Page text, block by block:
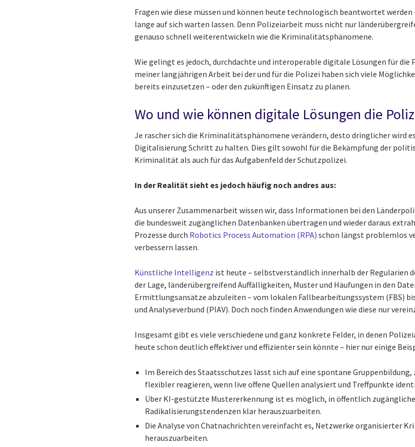
Fragen wie diese müssen und können heute technologisch beantwortet
lange auf sich warten lassen. Denn Polizeiarbeit muss nicht nur
genauso schnell weiterentwickeln wie die Kriminalitätsphänomene.
Wie gelingt es jedoch, durchdachte und interoperable digitale Lösungen für die
meiner langjährigen Arbeit bei der und für die Polizei haben sich viele
bereits einzusetzen – oder den zukünftigen Einsatz zu planen.
Wo und wie können digitale Lösungen die
Je rascher sich die Kriminalitätsphänomene verändern, desto dringlicher wird
Digitalisierung Schritt zu halten. Dies gilt sowohl für die Bekämpfung der
Kriminalität als auch für das Aufgabenfeld der Schutzpolizei.
In der Realität sieht es jedoch häufig noch andres aus:
Aus unserer Zusammenarbeit wissen wir, dass Informationen bei den
die bundesweit zugänglichen Datenbanken übertragen und wieder daraus
Prozesse durch Robotics Process Automation (RPA) schon längst problemlos
verbessern lassen.
Künstliche Intelligenz ist heute – selbstverständlich innerhalb der Regularien
der Lage, länderübergreifend Auffälligkeiten, Muster und Häufungen in den
Ermittlungsansätze abzuleiten – vom lokalen Fallbearbeitungssystem (FBS)
und Analyseverbund (PIAV). Doch noch finden Anwendungen wie diese nur
Insgesamt gibt es viele verschiedene und ganz konkrete Felder, in denen
heute schon deutlich effektiver und effizienter sein könnte – hier nur einige
Im Bereich des Staatsschutzes lässt sich auf eine spontane
flexibler reagieren, wenn live offene Quellen analysiert und Treffpunkte
Über KI-gestützte Mustererkennung ist es möglich, in öffentlich
Radikalisierungstendenzen klar herauszuarbeiten.
Die Analyse von Chatnachrichten vereinfacht es, Netzwerke organisierter
herauszuarbeiten.